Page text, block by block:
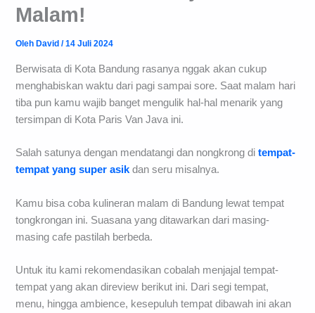
Malam!
Oleh David/14 Juli 2024
Berwisata di Kota Bandung rasanya nggak akan cukup
menghabiskan waktu dari pagi sampai sore. Saat malam hari
tiba pun kamu wajib banget mengulik hal-hal menarik yang
tersimpan di Kota Paris Van Java ini.
Salah satunya dengan mendatangi dan nongkrong ditempat-
tempat yang super asikdan seru misalnya.
Kamu bisa coba kulineran malam di Bandung lewat tempat
tongkrongan ini. Suasana yang ditawarkan dari masing-
masing cafe pastilah berbeda.
Untuk itu kami rekomendasikan cobalah menjajal tempat-
tempat yang akan direview berikut ini. Dari segi tempat,
menu, hingga ambience, kesepuluh tempat dibawah ini akan